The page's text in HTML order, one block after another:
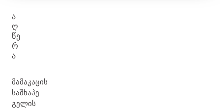
Ა
Ღ
ᲬᲔ
Რ
Ა
მამაკაცის
საშხაპე
გელის